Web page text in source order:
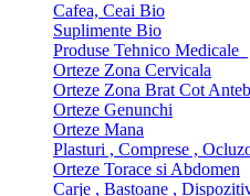
Cafea, Ceai Bio
Suplimente Bio
Produse Tehnico Medicale
Orteze Zona Cervicala
Orteze Zona Brat Cot
Orteze Genunchi
Orteze Mana
Plasturi , Comprese ,
Orteze Torace si Abdomen
Carje , Bastoane ,